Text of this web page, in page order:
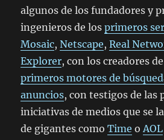
algunos de los fundadores y
ingenieros de losprimeros
Mosaic,Netscape,Real
Explorer, con los creadores
primeros motores de
anuncios, con testigos de las
iniciativas de medios que se
de gigantes comoTime oAOL